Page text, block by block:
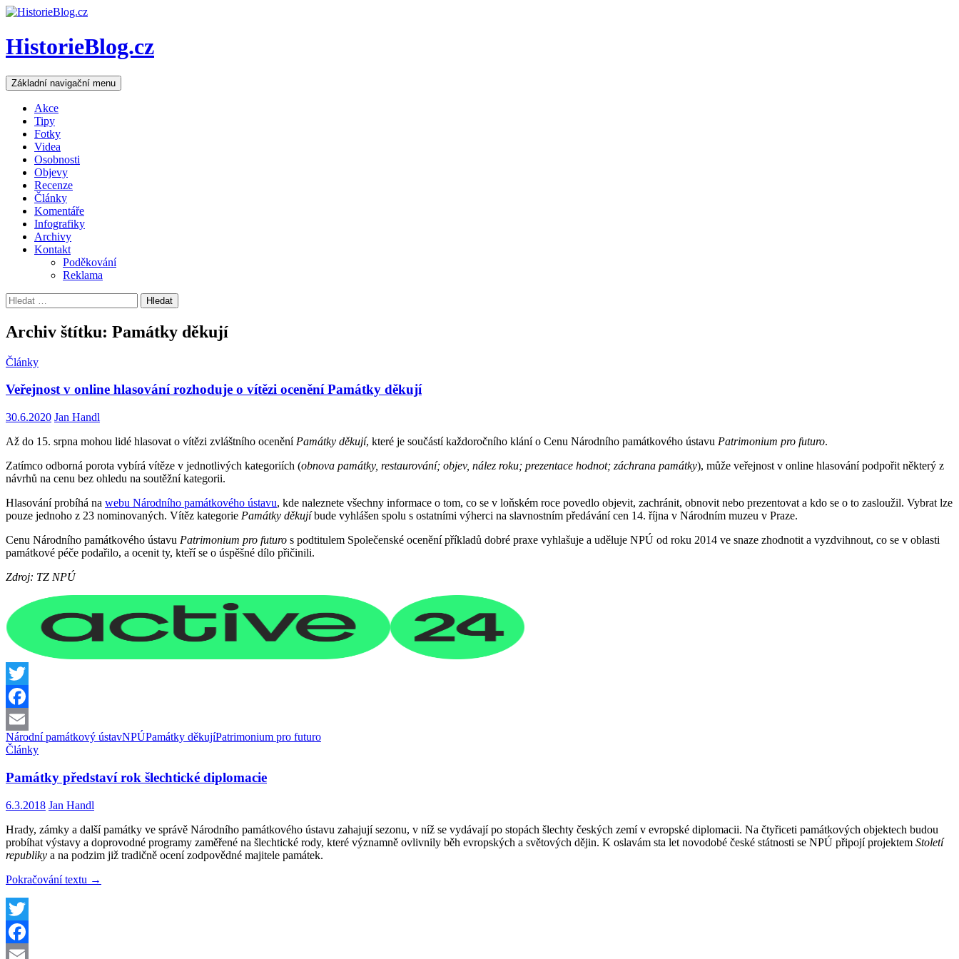
HistorieBlog.cz
Hledat
Základní navigační menu Přejít
k
Akce
Tipy
Fotky
Videa
Osobnosti
Objevy
Recenze
Články
Komentáře
Infografiky
Archivy
Kontakt
Poděkování
Reklama
Vyhledávání
Archiv štítku: Památky děkují
Články
Veřejnost v online hlasování rozhoduje o vítězi ocenění Památky děkují
30.6.2020 Jan Handl
Až do 15. srpna mohou lidé hlasovat o vítězi zvláštního ocenění Památky děkují, které je součástí každoročního klání o Cenu Národního památkového ústavu Patrimonium pro futuro.
Zatímco odborná porota vybírá vítěze v jednotlivých kategoriích (obnova památky, restaurování; objev, nález roku; prezentace hodnot; záchrana památky), může veřejnost v online hlasování podpořit některý z
návrhů na cenu bez ohledu na soutěžní kategorii.
Hlasování probíhá na webu Národního památkového ústavu, kde naleznete všechny informace o tom, co se v loňském roce povedlo objevit, zachránit, obnovit nebo prezentovat a kdo se o to zasloužil. Vybrat lze
pouze jednoho z 23 nominovaných. Vítěz kategorie Památky děkujíbude vyhlášen spolu s ostatními výherci na slavnostním předávání cen 14. října v Národním muzeu v Praze.
Cenu Národního památkového ústavu Patrimonium pro futuro s podtitulem Společenské ocenění příkladů dobré praxe vyhlašuje a uděluje NPÚ od roku 2014 ve snaze zhodnotit a vyzdvihnout, co se v oblasti
památkové péče podařilo, a ocenit ty, kteří se o úspěšné dílo přičinili.
Zdroj: TZ NPÚ
Twitter
Facebook
Email
Národní památkový ústavNPÚPamátky děkujíPatrimonium pro futuro
Články
Památky představí rok šlechtické diplomacie
6.3.2018 Jan Handl
Hrady, zámky a další památky ve správě Národního památkového ústavu zahajují sezonu, v níž se vydávají po stopách šlechty českých zemí v evropské diplomacii. Na čtyřiceti památkových objektech budou
probíhat výstavy a doprovodné programy zaměřené na šlechtické rody, které významně ovlivnily běh evropských a světových dějin. K oslavám sta let novodobé české státnosti se NPÚ připojí projektem Století
republiky a na podzim již tradičně ocení zodpovědné majitele památek.
Pokračování textu Památky
→
Twitter
Facebook